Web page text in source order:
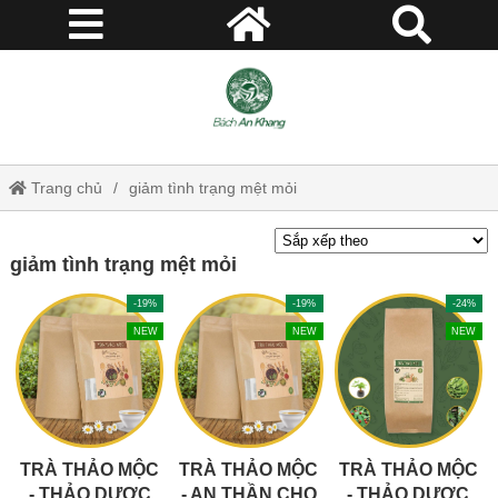
Trang chủ giảm tình trạng mệt mỏi
giảm tình trạng mệt mỏi
-19%
NEW
TRÀ THẢO MỘC
- THẢO DƯỢC
-19%
NEW
TRÀ THẢO MỘC
- AN THẦN CHO
-24%
NEW
TRÀ THẢO MỘC
- THẢO DƯỢC